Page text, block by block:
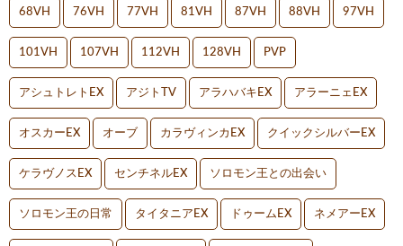
68VH 76VH 77VH 81VH 87VH 88VH 97VH
101VH 107VH 112VH 128VH PVP
アシュトレトEX アジトTV アラハバキEX アラーニェEX
オスカーEX オーブ カラヴィンカEX クイックシルバーEX
ケラヴノスEX センチネルEX ソロモン王との出会い
ソロモン王の日常 タイタニアEX ドゥームEX ネメアーEX